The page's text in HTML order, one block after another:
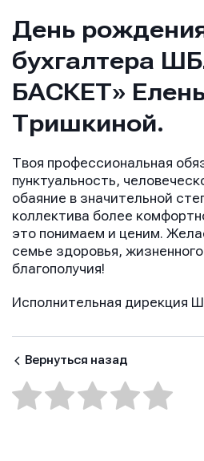
День
бухгалтера
БАСКЕТ»
Тришкиной.
Твоя профессиональная
пунктуальность,
обаяние в значительной
коллектива более
это понимаем и ценим.
семье здоровья,
благополучия!
Исполнительная дирекция
Вернуться назад